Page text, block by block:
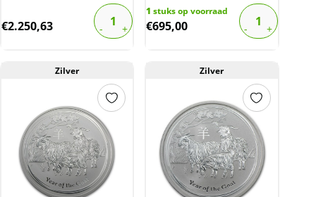
€2.250,63
1 stuks op voorraad
€695,00
Zilver Zilver